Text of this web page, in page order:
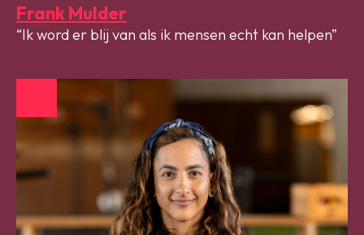
Frank Mulder
Ik word er blij van als ik mensen echt kan helpen